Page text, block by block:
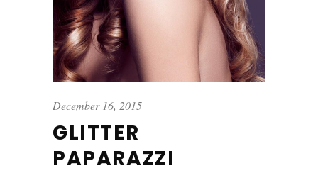
December 16, 2015
GLITTER
PAPARAZZI